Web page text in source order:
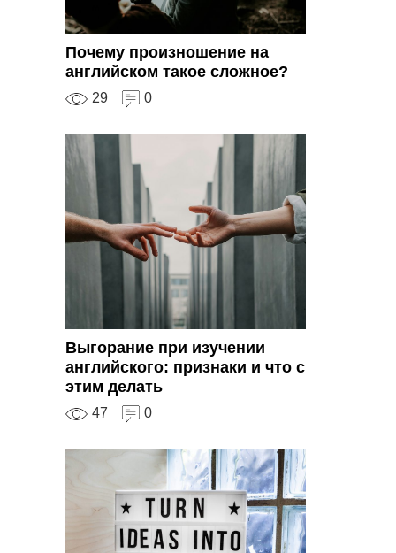
Почему произношение на
английском такое сложное?
29 0
Выгорание при изучении
английского: признаки и что с
этим делать
47 0